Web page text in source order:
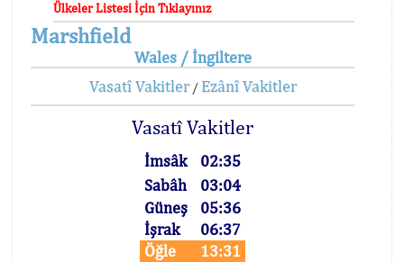
Ülkeler Listesi İçin Tıklayınız
Marshfield
Wales / İngiltere
Vasatî Vakitler/ Ezânî Vakitler
Vasatî Vakitler
İmsâk
02:35
Sabâh
03:04
Güneş
05:36
İşrak
06:37
Öğle
13:31